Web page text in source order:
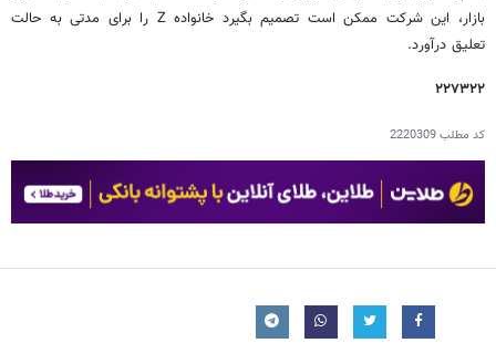
بازار، این شرکت ممکن است تصمیم بگیرد خانواده Z را برای مدتی به حالت
تعلیق درآورد.
۲۲۷۳۲۲
کد مطلب2220309